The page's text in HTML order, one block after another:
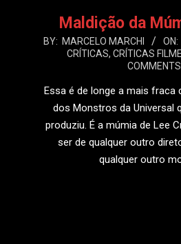
Maldição da
2026-
BY: MARCELO MARCHI ON:
CRÍTICAS, CRÍTICAS
COMMENTS
Essa é de longe a mais fraca
dos Monstros da Universal
produziu. É a múmia de Lee
ser de qualquer outro
qualquer outro